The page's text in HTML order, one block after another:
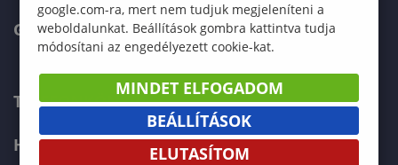
GREEN UNIVERSITY
TELEFONKÖNYV
HIBABEJELENTÉS
google.com-ra, mert nem tudjuk megjeleníteni a
weboldalunkat. Beállítások gombra kattintva tudja
módosítani az engedélyezett cookie-kat.
MINDET ELFOGADOM
BEÁLLÍTÁSOK
ELUTASÍTOM